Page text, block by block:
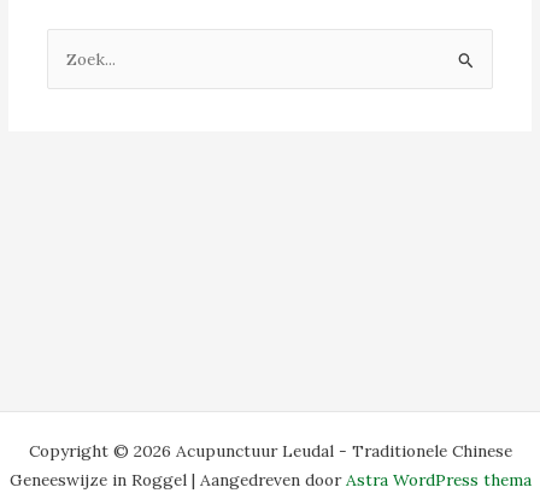
Zoek
naar:
Copyright © 2026 Acupunctuur Leudal - Traditionele Chinese
Geneeswijze in Roggel | Aangedreven doorAstra WordPress thema